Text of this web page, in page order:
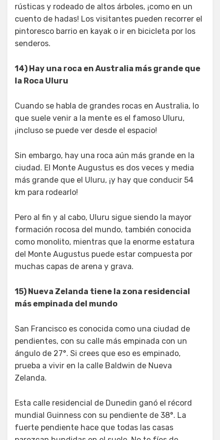
rústicas y rodeado de altos árboles, ¡como en un
cuento de hadas! Los visitantes pueden recorrer el
pintoresco barrio en kayak o ir en bicicleta por los
senderos.
14) Hay una roca en Australia más grande que
la Roca Uluru
Cuando se habla de grandes rocas en Australia, lo
que suele venir a la mente es el famoso Uluru,
¡incluso se puede ver desde el espacio!
Sin embargo, hay una roca aún más grande en la
ciudad. El Monte Augustus es dos veces y media
más grande que el Uluru, ¡y hay que conducir 54
km para rodearlo!
Pero al fin y al cabo, Uluru sigue siendo la mayor
formación rocosa del mundo, también conocida
como monolito, mientras que la enorme estatura
del Monte Augustus puede estar compuesta por
muchas capas de arena y grava.
15) Nueva Zelanda tiene la zona residencial
más empinada del mundo
San Francisco es conocida como una ciudad de
pendientes, con su calle más empinada con un
ángulo de 27°. Si crees que eso es empinado,
prueba a vivir en la calle Baldwin de Nueva
Zelanda.
Esta calle residencial de Dunedin ganó el récord
mundial Guinness con su pendiente de 38°. La
fuerte pendiente hace que todas las casas